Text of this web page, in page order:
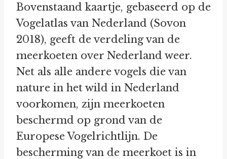
Bovenstaand kaartje, gebaseerd op de
Vogelatlas van Nederland (Sovon
2018), geeft de verdeling van de
meerkoeten over Nederland weer.
Net als alle andere vogels die van
nature in het wild in Nederland
voorkomen, zijn meerkoeten
beschermd op grond van de
Europese Vogelrichtlijn. De
bescherming van de meerkoet is in